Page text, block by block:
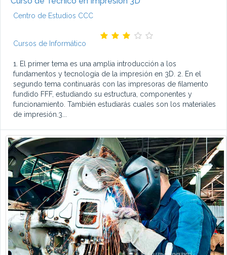
Centro de Estudios CCC
Cursos de Informático
1. El primer tema es una amplia introducción a los
fundamentos y tecnología de la impresión en 3D. 2. En el
segundo tema continuarás con las impresoras de filamento
fundido FFF, estudiando su estructura, componentes y
funcionamiento. También estudiarás cuales son los materiales
de impresión.3...